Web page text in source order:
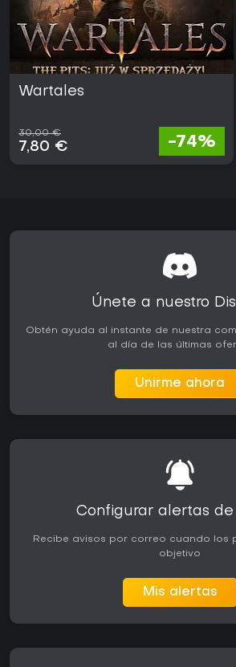
Wartales
30,00 €
7,80 € -74%
Únete a nuestro
Obtén ayuda al instante de nuestra
al día de las últimas
Unirme ahora
Configurar alertas de
Recibe avisos por correo cuando los
objetivo
Mis alertas